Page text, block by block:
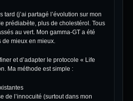
tard (j’ai partagé l’évolution sur mon
prédiabète, plus de cholestérol. Tous
au vert. Mon gamma-GT a été
de mieux en mieux.
et d’adapter le protocole « Life
Ma méthode est simple :
de l’innocuité (surtout dans mon